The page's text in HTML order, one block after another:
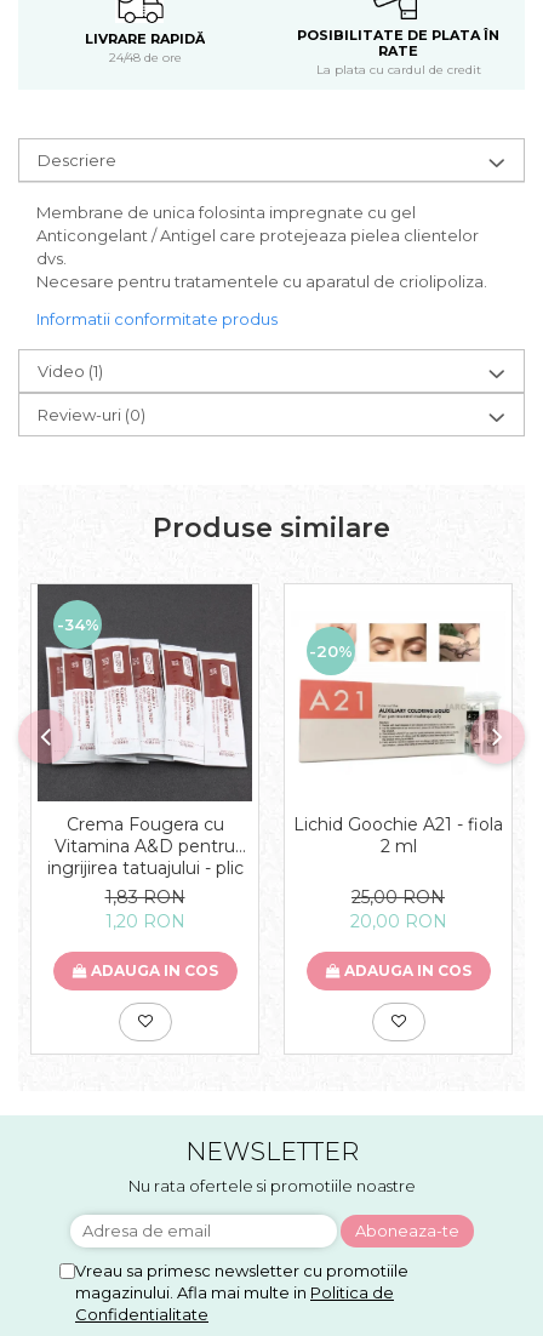
LIVRARE RAPIDĂ
24/48 de ore
POSIBILITATE DE PLATA ÎN
RATE
La plata cu cardul de credit
Descriere
Membrane de unica folosinta impregnate cu gel
Anticongelant / Antigel care protejeaza pielea clientelor
dvs.
Necesare pentru tratamentele cu aparatul de criolipoliza.
Informatii conformitate produs
Video (1)
Review-uri (0)
Produse similare
-34%
Crema Fougera cu
Vitamina A&D pentru
ingrijirea tatuajului - plic
1,83 RON
1,20 RON
ADAUGA IN COS
-20%
Lichid Goochie A21 - fiola
2 ml
25,00 RON
20,00 RON
ADAUGA IN COS
NEWSLETTER
Nu rata ofertele si promotiile noastre
Vreau sa primesc newsletter cu promotiile
magazinului. Afla mai multe in Politica de
Confidentialitate